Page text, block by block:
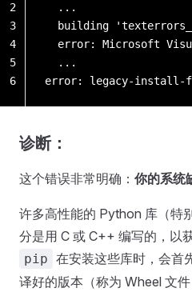
  ...
building
error: Microsoft
  ...
error: legacy-install-
2
3
4
5
6
诊断：
这个错误非常明确： 你的系统
许多高性能的 Python 库（特
分是用 C 或 C++ 编写的，以
pip 在安装这些库时，会首
译好的版本（称为 Wheel 文件